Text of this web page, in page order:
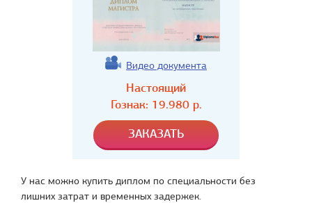
Видео документа
Настоящий
Гознак: 19.980р.
У нас можно купить диплом по специальности без
лишних затрат и временных задержек.